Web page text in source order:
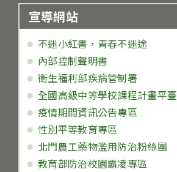
宣導網站
不迷小紅書，青春不迷途
內部控制聲明書
衛生福利部疾病管制署
全國高級中等學校課程計畫平臺
疫情期間資訊公告專區
性別平等教育專區
北門農工藥物濫用防治粉絲團
教育部防治校園霸凌專區